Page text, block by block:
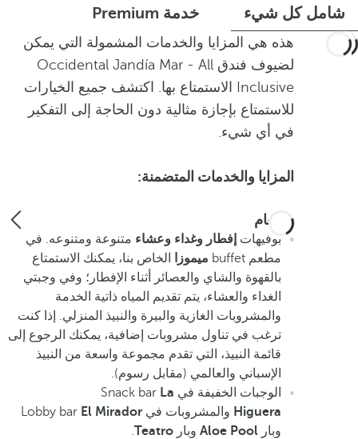
شامل كل شيء خدمة Premium
هذه هي المزايا والخدمات المشمولة التي يمكن
لضيوف فندق Occidental Jandía Mar - All
Inclusive الاستمتاع بها. اكتشف جميع الخيارات
للاستمتاع بإجازة مثالية دون الحاجة إلى التفكير
في أي شيء.
المزايا والخدمات المتضمنة:
الطعام
بوفيهات إفطار وغداء وعشاء متنوعة ومتنوعه. في
مطعم buffet
ميموزا
الخاص بنا، يمكنك الاستمتاع
بالقهوة والشاي والعصائر أثناء الإفطار؛ وفي وجبتي
الغداء والعشاء، يتم تقديم المياه ذاتية الخدمة
والمشروبات الغازية والبيرة والنبيذ المنزلي. إذا كنت
ترغب في تناول مشروبات إضافية، يمكنك الرجوع إلى
قائمة النبيذ، التي تقدم مجموعة واسعة من النبيذ
الإسباني والعالمي (مقابل رسوم).
الوجبات الخفيفة في Snack bar La
Higuera والمشروبات في Lobby bar El Mirador
وبار
Aloe Pool وبار Teatro
.